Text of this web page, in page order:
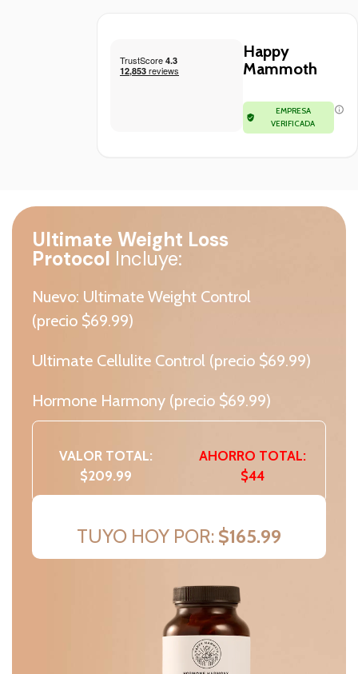
Happy
Mammoth
EMPRESA
VERIFICADA
Ultimate Weight Loss
Protocol Incluye:
Nuevo: Ultimate Weight Control
(precio $69.99)
Ultimate Cellulite Control (precio $69.99)
Hormone Harmony (precio $69.99)
VALOR TOTAL:
$209.99
AHORRO TOTAL:
$44
TUYO HOY POR: $165.99